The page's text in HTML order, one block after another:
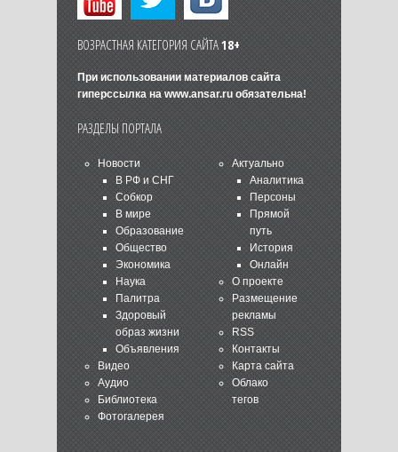
ВОЗРАСТНАЯ КАТЕГОРИЯ САЙТА18+
При использовании материалов сайта
гиперссылка на www.ansar.ruобязательна!
РАЗДЕЛЫ ПОРТАЛА
Новости
В РФ и СНГ
Собкор
В мире
Образование
Общество
Экономика
Наука
Палитра
Здоровый
образ жизни
Объявления
Видео
Аудио
Библиотека
Фотогалерея
Актуально
Аналитика
Персоны
Прямой
путь
История
Онлайн
О проекте
Размещение
рекламы
RSS
Контакты
Карта сайта
Облако
тегов